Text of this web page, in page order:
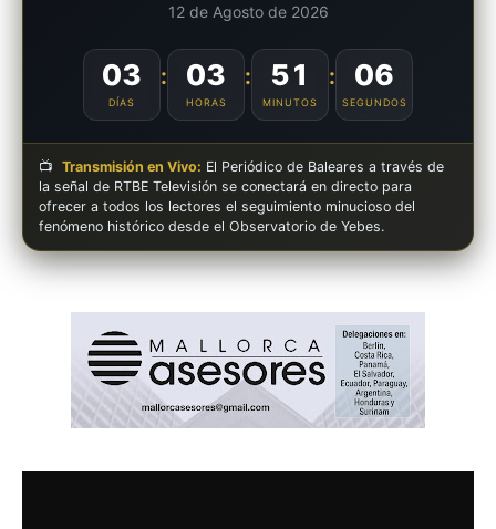
12 de Agosto de 2026
03
DÍAS
: 03
HORAS
: 51
MINUTOS
: 05
SEGUNDOS
📺 Transmisión en Vivo: El Periódico de Baleares a través de
la señal de RTBE Televisión se conectará en directo para
ofrecer a todos los lectores el seguimiento minucioso del
fenómeno histórico desde el Observatorio de Yebes.